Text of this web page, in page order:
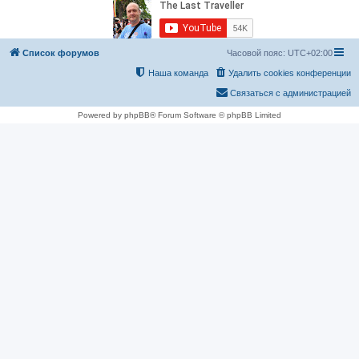
Список форумов Часовой пояс: UTC+02:00
Удалить cookies конференции
Наша команда
Связаться с администрацией
Powered by phpBB® Forum Software © phpBB Limited